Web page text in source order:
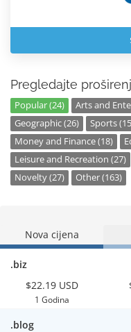
Pregledajte
Popular (24) Arts and
Geographic (26)
Sports
Money and Finance (18)
Leisure and Recreation (27)
Novelty (27)
Other (163)
Nova cijena
.biz
$22.19 USD
1 Godina
.blog